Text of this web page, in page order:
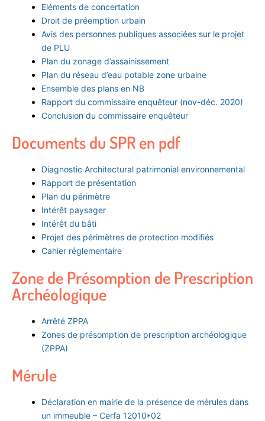
Eléments de concertation
Droit de préemption urbain
Avis des personnes publiques associées sur le projet
de PLU
Plan du zonage d’assainissement
Plan du réseau d’eau potable zone urbaine
Ensemble des plans en NB
Rapport du commissaire enquêteur (nov-déc. 2020)
Conclusion du commissaire enquêteur
Documents du SPR en pdf
Diagnostic Architectural patrimonial environnemental
Rapport de présentation
Plan du périmètre
Intérêt paysager
Intérêt du bâti
Projet des périmètres de protection modifiés
Cahier réglementaire
Zone de Présomption de Prescription
Archéologique
Arrêté ZPPA
Zones de présomption de prescription archéologique
(ZPPA)
Mérule
Déclaration en mairie de la présence de mérules dans
un immeuble – Cerfa 12010*02